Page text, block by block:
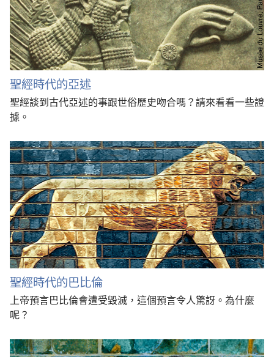
聖經時代的亞述
聖經談到古代亞述的事跟世俗歷史吻合嗎？請來看看一些證
據。
聖經時代的巴比倫
上帝預言巴比倫會遭受毀滅，這個預言令人驚訝。為什麼
呢？